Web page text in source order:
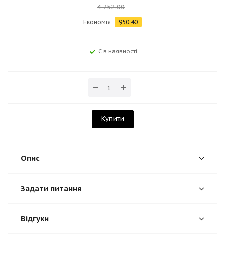
4 752.00
Економія 950.40
Є в наявності
Купити
Опис
Задати питання
Відгуки